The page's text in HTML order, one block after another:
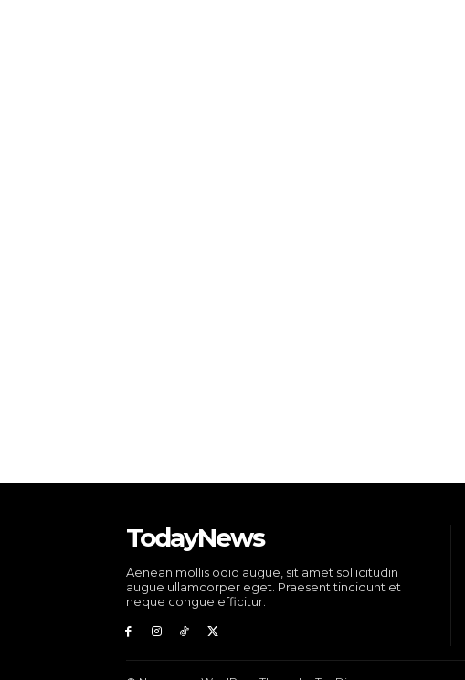
TodayNews
Aenean mollis odio augue, sit amet sollicitudin
augue ullamcorper eget. Praesent tincidunt et
neque congue efficitur.